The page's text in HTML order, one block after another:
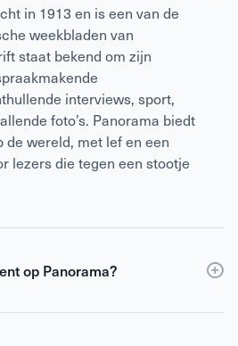
in 1913 en is een van de
weekbladen van
staat bekend om zijn
interviews, sport,
foto’s. Panorama biedt
wereld, met lef en een
lezers die tegen een stootje
op Panorama?
is voordeliger dan